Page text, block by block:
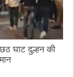
घाट दुल्हन की